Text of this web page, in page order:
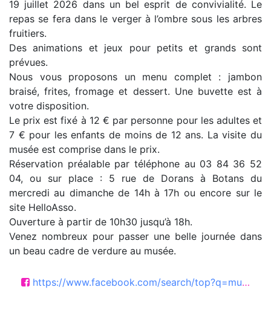
19 juillet 2026 dans un bel esprit de convivialité. Le
repas se fera dans le verger à l’ombre sous les arbres
fruitiers.
Des animations et jeux pour petits et grands sont
prévues.
Nous vous proposons un menu complet : jambon
braisé, frites, fromage et dessert. Une buvette est à
votre disposition.
Le prix est fixé à 12 € par personne pour les adultes et
7 € pour les enfants de moins de 12 ans. La visite du
musée est comprise dans le prix.
Réservation préalable par téléphone au 03 84 36 52
04, ou sur place : 5 rue de Dorans à Botans du
mercredi au dimanche de 14h à 17h ou encore sur le
site HelloAsso.
Ouverture à partir de 10h30 jusqu’à 18h.
Venez nombreux pour passer une belle journée dans
un beau cadre de verdure au musée.
https://www.facebook.com/search/top?q=mus%C3%A9e%20agricole%20de%20botans